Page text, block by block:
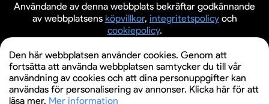
Användande av denna webbplats bekräftar godkännande
av webbplatsens köpvillkor, integritetspolicyoch
cookiepolicy.
© 2026 Evenemangsbiljetter.se
Den här webbplatsen använder cookies. Genom att
fortsätta att använda webbplatsen samtycker du till vår
användning av cookies och att dina personuppgifter kan
användas för personalisering av annonser. Klicka här för att
läsa mer. Mer information